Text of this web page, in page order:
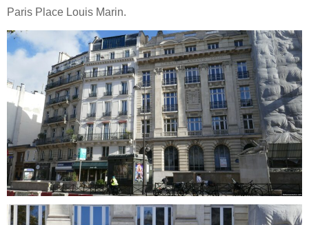
Paris Place Louis Marin.